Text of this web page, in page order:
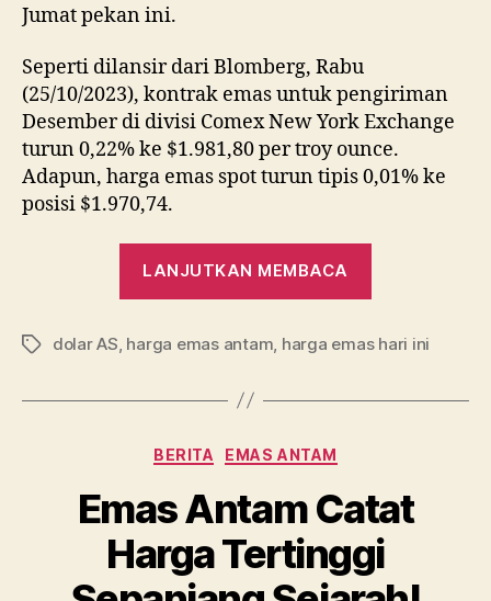
Jumat pekan ini.
Seperti dilansir dari Blomberg, Rabu
(25/10/2023), kontrak emas untuk pengiriman
Desember di divisi Comex New York Exchange
turun 0,22% ke $1.981,80 per troy ounce.
Adapun, harga emas spot turun tipis 0,01% ke
posisi $1.970,74.
LANJUTKAN MEMBACA
Mendingin,
Nantikan
The
Fed”
Tag dolar AS harga emas antam harga emas hari ini
Kategori
BERITA EMAS ANTAM
Emas Antam Catat
Harga Tertinggi